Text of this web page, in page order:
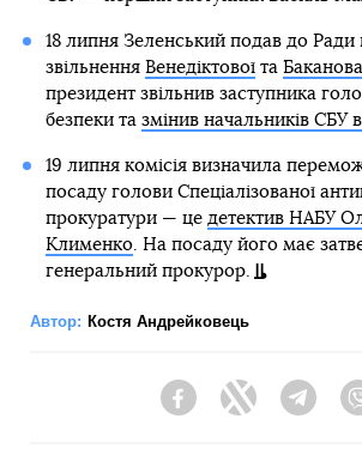
18 липня Зеленський подав до Ради
звільнення Венедіктовоїта Баканова
президент звільнив заступника
безпеки та змінив начальників СБУ
19 липня комісія визначила
посаду голови Спеціалізованої
прокуратури — це детектив НАБУ
Клименко. На посаду його має
генеральний прокурор.
Автор: Костя Андрейковець
FacebookTwitter